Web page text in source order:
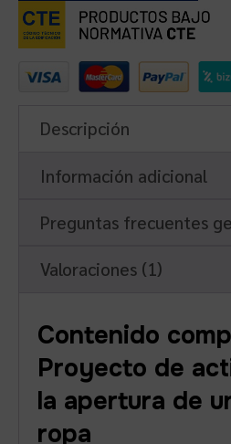
Descripción
Información adicional
Preguntas frecuentes
Valoraciones (1)
Contenido
Proyecto de
la apertura de
ropa